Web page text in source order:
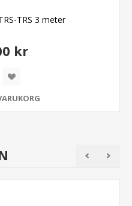
TRS 3 meter
kr